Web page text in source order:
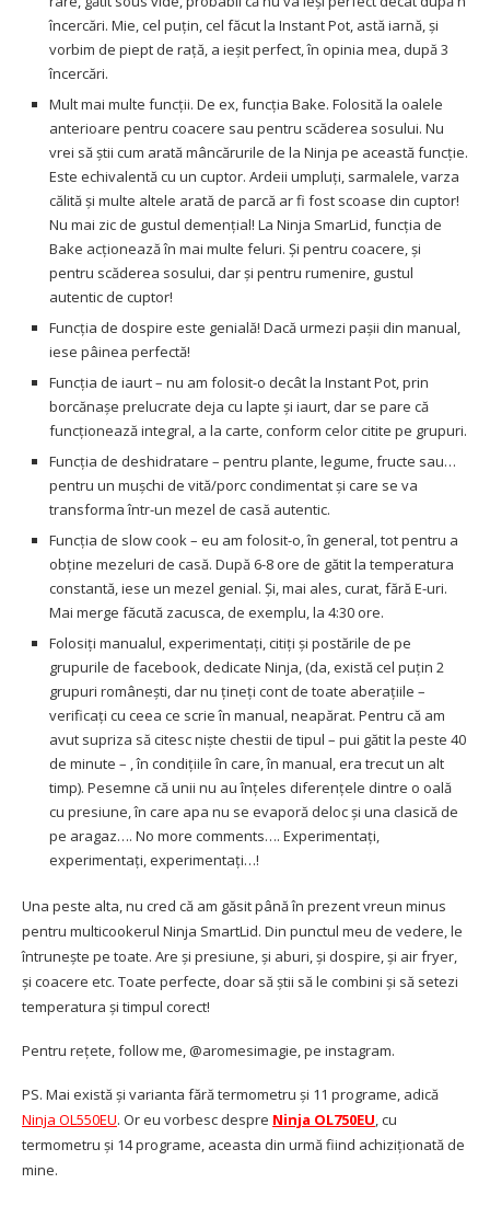
încercări. Mie, cel puțin, cel făcut la Instant Pot, astă iarnă, și
vorbim de piept de rață, a ieșit perfect, în opinia mea, după 3
încercări.
Mult mai multe funcții. De ex, funcția Bake. Folosită la oalele
anterioare pentru coacere sau pentru scăderea sosului. Nu
vrei să știi cum arată mâncărurile de la Ninja pe această funcție.
Este echivalentă cu un cuptor. Ardeii umpluți, sarmalele, varza
călită și multe altele arată de parcă ar fi fost scoase din cuptor!
Nu mai zic de gustul demențial! La Ninja SmarLid, funcția de
Bake acționează în mai multe feluri. Și pentru coacere, și
pentru scăderea sosului, dar și pentru rumenire, gustul
autentic de cuptor!
Funcția de dospire este genială! Dacă urmezi pașii din manual,
iese pâinea perfectă!
Funcția de iaurt – nu am folosit-o decât la Instant Pot, prin
borcănașe prelucrate deja cu lapte și iaurt, dar se pare că
funcționează integral, a la carte, conform celor citite pe grupuri.
Funcția de deshidratare – pentru plante, legume, fructe sau…
pentru un mușchi de vită/porc condimentat și care se va
transforma într-un mezel de casă autentic.
Funcția de slow cook – eu am folosit-o, în general, tot pentru a
obține mezeluri de casă. După 6-8 ore de gătit la temperatura
constantă, iese un mezel genial. Și, mai ales, curat, fără E-uri.
Mai merge făcută zacusca, de exemplu, la 4:30 ore.
Folosiți manualul, experimentați, citiți și postările de pe
grupurile de facebook, dedicate Ninja, (da, există cel puțin 2
grupuri românești, dar nu țineți cont de toate aberațiile –
verificați cu ceea ce scrie în manual, neapărat. Pentru că am
avut supriza să citesc niște chestii de tipul – pui gătit la peste 40
de minute – , în condițiile în care, în manual, era trecut un alt
timp). Pesemne că unii nu au înțeles diferențele dintre o oală
cu presiune, în care apa nu se evaporă deloc și una clasică de
pe aragaz…. No more comments…. Experimentați,
experimentați, experimentați…!
Una peste alta, nu cred că am găsit până în prezent vreun minus
pentru multicookerul Ninja SmartLid. Din punctul meu de vedere, le
întrunește pe toate. Are și presiune, și aburi, și dospire, și air fryer,
și coacere etc. Toate perfecte, doar să știi să le combini și să setezi
temperatura și timpul corect!
Pentru rețete, follow me, @aromesimagie, pe instagram.
PS. Mai există și varianta fără termometru și 11 programe, adică
Ninja OL550EU. Or eu vorbesc despre Ninja OL750EU, cu
termometru și 14 programe, aceasta din urmă fiind achiziționată de
mine.